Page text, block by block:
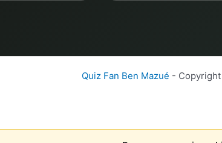
Quiz Fan Ben Mazué -